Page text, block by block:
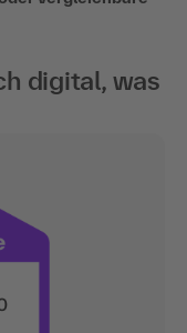
digital, was